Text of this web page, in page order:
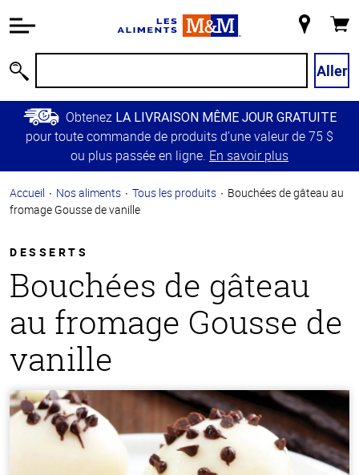
relative à
Passer
contenu
principal
Retour à
principale
magasin
Aller
Obtenez LA LIVRAISON MÊME JOUR GRATUITE
pour toute commande de produits d’une valeur de 75 $
ou plus passée en ligne. En savoir plus
Accueil Nos aliments Tous les produits
Bouchées de gâteau au
fromage Gousse de vanille
DESSERTS
Bouchées de gâteau
au fromage Gousse de
vanille